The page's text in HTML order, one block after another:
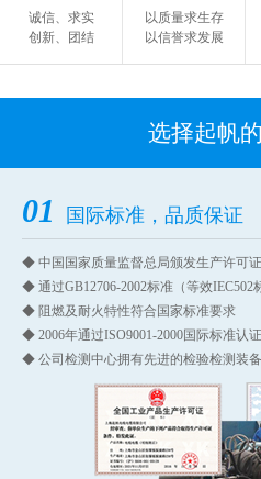
诚信、求实
创新、团结
以质量求生存
以信誉求发展
选择起帆
01 国际标准，品质保证
◆ 中国国家质量监督总局颁发生产许可证
◆ 通过GB12706-2002标准（等效IEC502
◆ 阻燃及耐火特性符合国家标准要求
◆ 2006年通过ISO9001-2000国际标准认
◆ 公司检测中心拥有先进的检验检测装